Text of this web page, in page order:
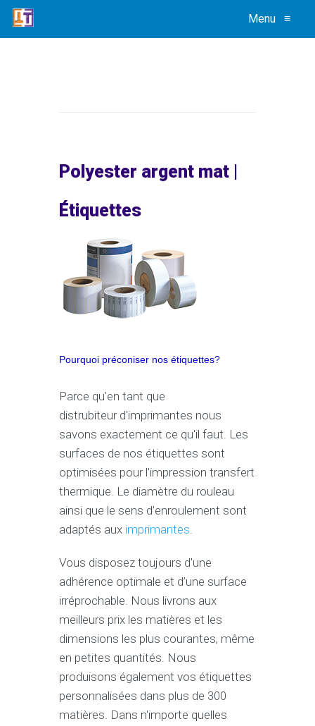
Menu ≡
Polyester argent mat |
Étiquettes
Pourquoi préconiser nos étiquettes?
Parce qu'en tant que
distrubiteur d'imprimantes nous
savons exactement ce qu'il faut. Les
surfaces de nos étiquettes sont
optimisées pour l'impression transfert
thermique. Le diamètre du rouleau
ainsi que le sens d’enroulement sont
adaptés aux imprimantes.
Vous disposez toujours d'une
adhérence optimale et d’une surface
irréprochable. Nous livrons aux
meilleurs prix les matières et les
dimensions les plus courantes, même
en petites quantités. Nous
produisons également vos étiquettes
personnalisées dans plus de 300
matières. Dans n'importe quelles